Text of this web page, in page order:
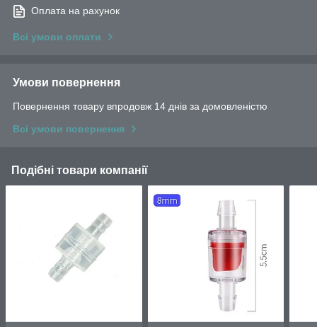
Оплата на рахунок
Всі умови оплати
Умови повернення
Повернення товару впродовж 14 днів за домовленістю
Всі умови повернення
Подібні товари компанії